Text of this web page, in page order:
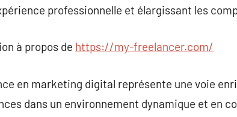
professionnelle et élargissant les
à propos de https://my-freelancer.com/
en marketing digital représente une voie
dans un environnement dynamique et en